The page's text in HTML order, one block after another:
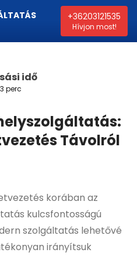
+36203121535
Hívjon most!
idő
perc
Távolról
korában az
kulcsfontosságú
szolgáltatás lehetővé
irányítsuk